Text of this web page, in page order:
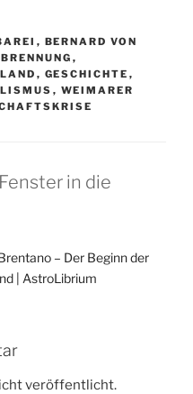
, BERNARD VON
,
, GESCHICHTE ,
, WEIMARER
in die
– Der Beginn der
| AstroLibrium
veröffentlicht.